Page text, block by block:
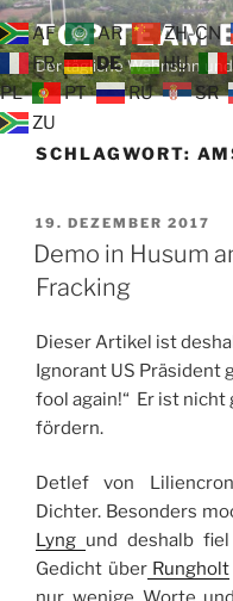
Zum
Inhalt
springen
TOP TEAM
Der tägliche Wahnsinn
SCHLAGWORT:
VERÖFFENTLICHT
AM
19. DEZEMBER 2017
Demo in Husum
Fracking
Dieser Artikel ist
Ignorant US Präsident
fool again!“ Er ist nicht
fördern.
Detlef von
Dichter. Besonders
Lyng und deshalb
Gedicht überRungholt
AF AR ZH-CN
FR
DE HU
PL
PT RU SR
ZU